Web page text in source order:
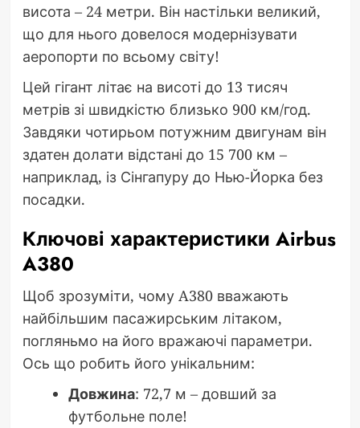
висота – 24 метри. Він настільки великий,
що для нього довелося модернізувати
аеропорти по всьому світу!
Цей гігант літає на висоті до 13 тисяч
метрів зі швидкістю близько 900 км/год.
Завдяки чотирьом потужним двигунам він
здатен долати відстані до 15 700 км –
наприклад, із Сінгапуру до Нью-Йорка без
посадки.
Ключові характеристики Airbus
A380
Щоб зрозуміти, чому A380 вважають
найбільшим пасажирським літаком,
погляньмо на його вражаючі параметри.
Ось що робить його унікальним:
Довжина: 72,7 м – довший за
футбольне поле!